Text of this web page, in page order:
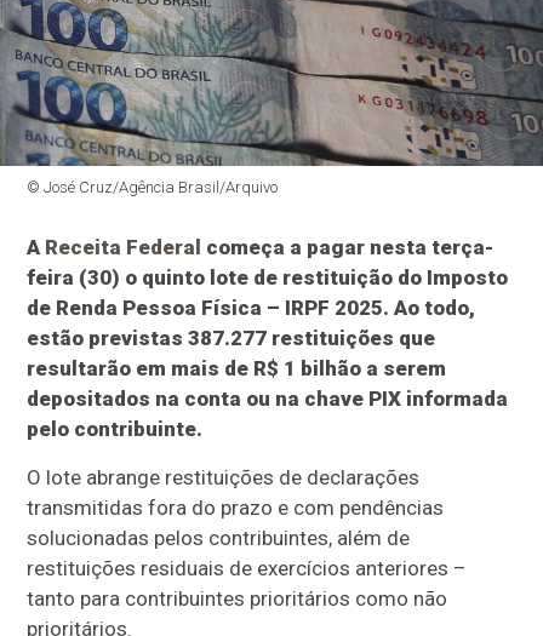
© José Cruz/Agência Brasil/Arquivo
A Receita Federal começa a pagar nesta terça-
feira (30) o quinto lote de restituição do Imposto
de Renda Pessoa Física – IRPF 2025. Ao todo,
estão previstas 387.277 restituições que
resultarão em mais de R$ 1 bilhão a serem
depositados na conta ou na chave PIX informada
pelo contribuinte.
O lote abrange restituições de declarações
transmitidas fora do prazo e com pendências
solucionadas pelos contribuintes, além de
restituições residuais de exercícios anteriores –
tanto para contribuintes prioritários como não
prioritários.